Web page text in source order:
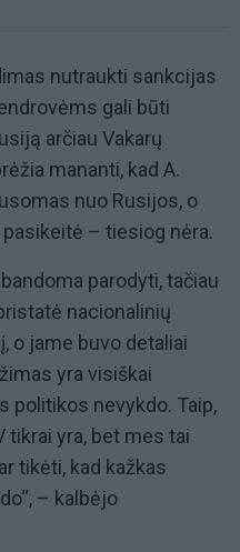
nutraukti sankcijas
gali būti
arčiau Vakarų
mananti, kad A.
nuo Rusijos, o
– tiesiog nėra.
parodyti, tačiau
nacionalinių
o jame buvo detaliai
yra visiškai
politikos nevykdo. Taip,
tikrai yra, bet mes tai
tikėti, kad kažkas
– kalbėjo